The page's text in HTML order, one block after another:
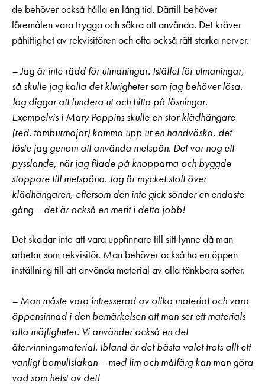
de behöver också hålla en lång tid. Därtill behöver
föremålen vara trygga och säkra att använda. Det kräver
påhittighet av rekvisitören och ofta också rätt starka nerver.
– Jag är inte rädd för utmaningar. Istället för utmaningar,
så skulle jag kalla det klurigheter som jag behöver lösa.
Jag diggar att fundera ut och hitta på lösningar.
Exempelvis i Mary Poppins skulle en stor klädhängare
(red. tamburmajor) komma upp ur en handväska, det
löste jag genom att använda metspön. Det var nog ett
pysslande, när jag filade på knopparna och byggde
stoppare till metspöna. Jag är mycket stolt över
klädhängaren, eftersom den inte gick sönder en endaste
gång – det är också en merit i detta jobb!
Det skadar inte att vara uppfinnare till sitt lynne då man
arbetar som rekvisitör. Man behöver också ha en öppen
inställning till att använda material av alla tänkbara sorter.
– Man måste vara intresserad av olika material och vara
öppensinnad i den bemärkelsen att man ser ett materials
alla möjligheter. Vi använder också en del
återvinningsmaterial. Ibland är det bästa valet trots allt ett
vanligt bomullslakan – med lim och målfärg kan man göra
vad som helst av det!